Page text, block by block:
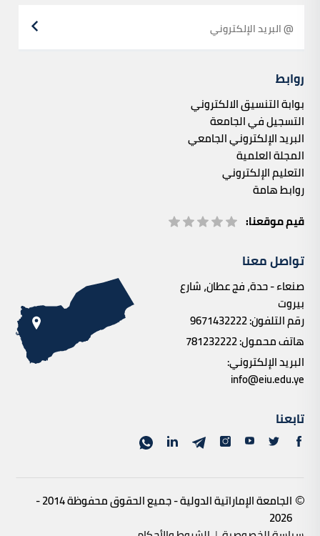
روابط
بوابة التنسيق الالكتروني
التسجيل في الجامعة
البريد الإلكتروني الجامعي
المجلة العلمية
التعليم الإلكتروني
روابط هامة
قيم موقعنا:
تواصل معنا
صنعاء - حدة، فج عطان، شارع
بيروت
رقم التلفون:9671432222
هاتف محمول:781232222
البريد الإلكتروني:
info@eiu.edu.ye
تابعنا
الجامعة الإماراتية الدولية - جميع الحقوق محفوظة 2014 -
2026